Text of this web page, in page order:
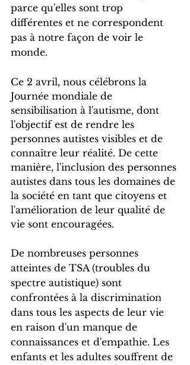
parce qu'elles sont trop
différentes et ne correspondent
pas à notre façon de voir le
monde.
Ce 2 avril, nous célébrons la
Journée mondiale de
sensibilisation à l'autisme, dont
l'objectif est de rendre les
personnes autistes visibles et de
connaître leur réalité. De cette
manière, l'inclusion des personnes
autistes dans tous les domaines de
la société en tant que citoyens et
l'amélioration de leur qualité de
vie sont encouragées.
De nombreuses personnes
atteintes de TSA (troubles du
spectre autistique) sont
confrontées à la discrimination
dans tous les aspects de leur vie
en raison d'un manque de
connaissances et d'empathie. Les
enfants et les adultes souffrent de